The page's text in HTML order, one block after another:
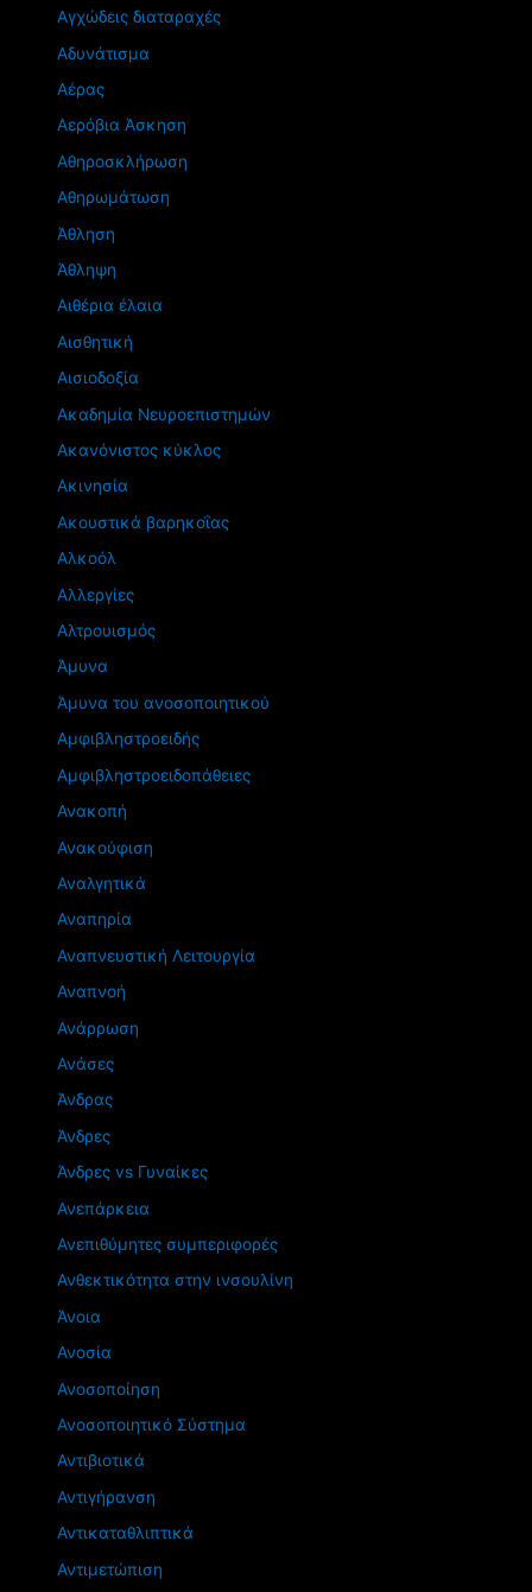
Αγχώδεις διαταραχές
Αδυνάτισμα
Αέρας
Αερόβια Άσκηση
Αθηροσκλήρωση
Αθηρωμάτωση
Άθληση
Άθληψη
Αιθέρια έλαια
Αισθητική
Αισιοδοξία
Ακαδημία Νευροεπιστημών
Ακανόνιστος κύκλος
Ακινησία
Ακουστικά βαρηκοΐας
Αλκοόλ
Αλλεργίες
Αλτρουισμός
Άμυνα
Άμυνα του ανοσοποιητικού
Αμφιβληστροειδής
Αμφιβληστροειδοπάθειες
Ανακοπή
Ανακούφιση
Αναλγητικά
Αναπηρία
Αναπνευστική Λειτουργία
Αναπνοή
Ανάρρωση
Ανάσες
Άνδρας
Άνδρες
Άνδρες vs Γυναίκες
Ανεπάρκεια
Ανεπιθύμητες συμπεριφορές
Ανθεκτικότητα στην ινσουλίνη
Άνοια
Ανοσία
Ανοσοποίηση
Ανοσοποιητικό Σύστημα
Αντιβιοτικά
Αντιγήρανση
Αντικαταθλιπτικά
Αντιμετώπιση